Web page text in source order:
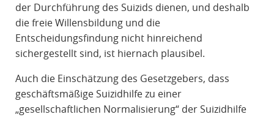
der Durchführung des Suizids dienen, und deshalb
die freie Willensbildung und die
Entscheidungsfindung nicht hinreichend
sichergestellt sind, ist hiernach plausibel.
Auch die Einschätzung des Gesetzgebers, dass
geschäftsmäßige Suizidhilfe zu einer
„gesellschaftlichen Normalisierung“ der Suizidhilfe